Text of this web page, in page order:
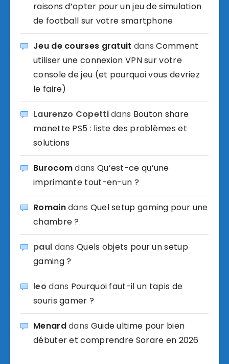
raisons d’opter pour un jeu de simulation
de football sur votre smartphone
Jeu de courses gratuit dansComment
utiliser une connexion VPN sur votre
console de jeu (et pourquoi vous devriez
le faire)
Laurenzo Copettidans Bouton share
manette PS5 : liste des problèmes et
solutions
Burocomdans Qu’est-ce qu’une
imprimante tout-en-un ?
Romaindans Quel setup gaming pour une
chambre ?
paul dansQuels objets pour un setup
gaming ?
leo dans Pourquoi faut-il un tapis de
souris gamer ?
Menarddans Guide ultime pour bien
débuter et comprendre Sorare en 2026